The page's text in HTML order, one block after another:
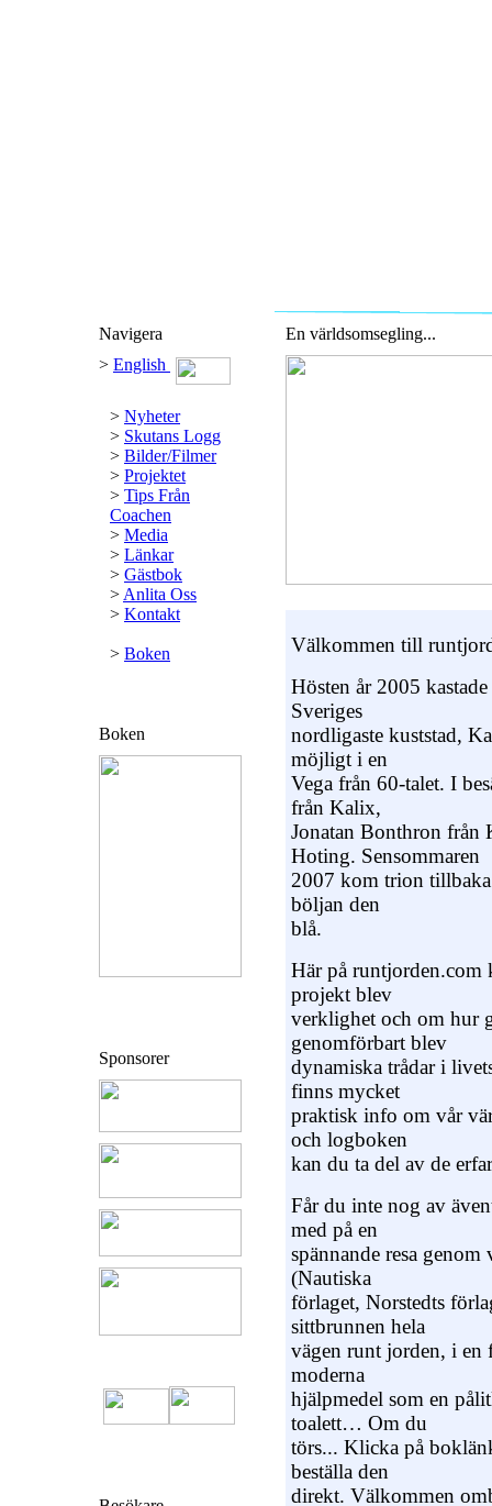
Navigera
> English
> Nyheter
> Skutans Logg
> Bilder/Filmer
> Projektet
> Tips Från
Coachen
> Media
> Länkar
> Gästbok
> Anlita Oss
> Kontakt
> Boken
Boken
Sponsorer
En världsomsegling...
Välkommen till
Hösten år 2005
Sveriges
nordligaste kuststad,
möjligt i en
Vega från 60-talet. I
från Kalix,
Jonatan Bonthron från
Hoting. Sensommaren
2007 kom trion tillbaka
böljan den
blå.
Här på runtjorden.com
projekt blev
verklighet och om hur
genomförbart blev
dynamiska trådar i
finns mycket
praktisk info om vår
och logboken
kan du ta del av de
Får du inte nog av
med på en
spännande resa
(Nautiska
förlaget, Norstedts
sittbrunnen hela
vägen runt jorden, i en
moderna
hjälpmedel som en
toalett… Om du
törs... Klicka på
beställa den
direkt. Välkommen